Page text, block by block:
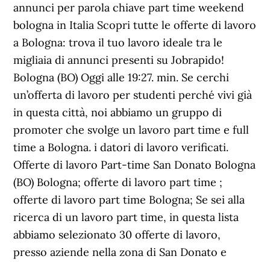
annunci per parola chiave part time weekend
bologna in Italia Scopri tutte le offerte di lavoro
a Bologna: trova il tuo lavoro ideale tra le
migliaia di annunci presenti su Jobrapido!
Bologna (BO) Oggi alle 19:27. min. Se cerchi
un’offerta di lavoro per studenti perché vivi già
in questa città, noi abbiamo un gruppo di
promoter che svolge un lavoro part time e full
time a Bologna. i datori di lavoro verificati.
Offerte di lavoro Part-time San Donato Bologna
(BO) Bologna; offerte di lavoro part time ;
offerte di lavoro part time Bologna; Se sei alla
ricerca di un lavoro part time, in questa lista
abbiamo selezionato 30 offerte di lavoro,
presso aziende nella zona di San Donato e